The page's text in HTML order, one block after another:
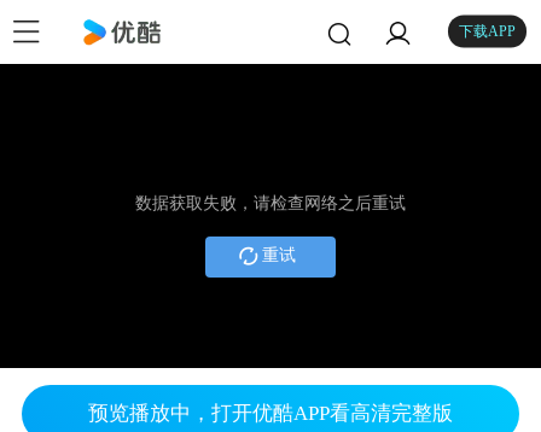
下载APP
数据获取失败，请检查网络之后重试
重试
预览播放中，打开优酷APP看高清完整版